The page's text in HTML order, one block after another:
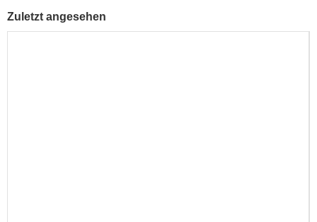
Zuletzt angesehen